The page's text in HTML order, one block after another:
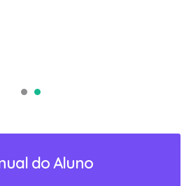
do Aluno